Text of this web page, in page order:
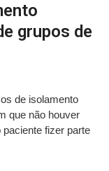
grupos de
de isolamento
que não houver
fizer parte